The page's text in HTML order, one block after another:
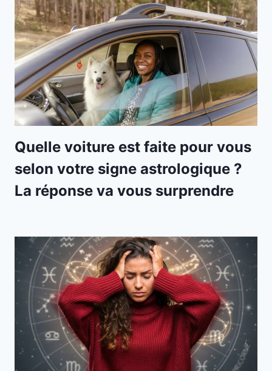
Quelle voiture est faite pour vous
selon votre signe astrologique ?
La réponse va vous surprendre